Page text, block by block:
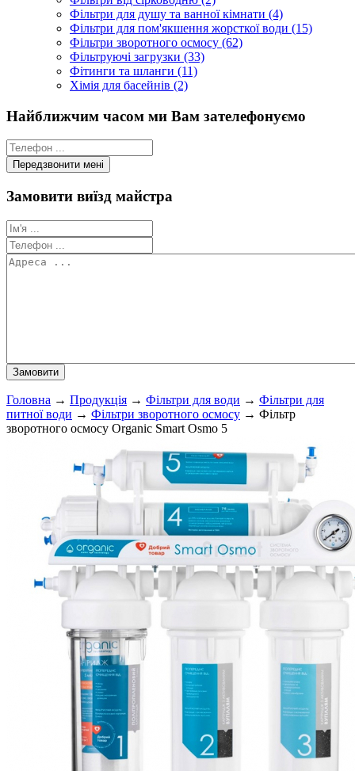
Фільтри для душу та ванної кімнати (4)
Фільтри для пом'якшення жорсткої води (15)
Фільтри зворотного осмосу (62)
Фільтруючі загрузки (33)
Фітинги та шланги (11)
Хімія для басейнів (2)
Найближчим часом ми Вам зателефонуємо
Замовити виїзд майстра
Головна → Продукція → Фільтри для води → Фільтри для
питної води → Фільтри зворотного осмосу → Фільтр
зворотного осмосу Organic Smart Osmo 5